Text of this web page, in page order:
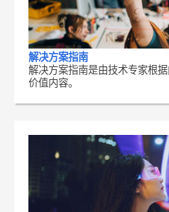
解决方案指南
解决方案指南是由技术专家根
价值内容。